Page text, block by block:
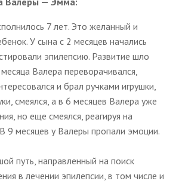
7 лет. Это желанный и
У сына с 2 месяцев начались
эпилепсию. Развитие шло
Валера переворачивался,
и брал ручками игрушки,
смеялся, а в 6 месяцев Валера уже
но еще смеялся, реагируя на
9 месяцев у Валеры пропали эмоции.
путь, направленный на поиск
в лечении эпилепсии, в том числе и